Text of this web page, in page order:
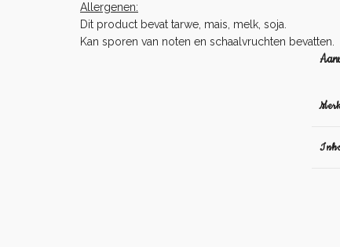
Allergenen:
Dit product bevat tarwe, mais, melk, soja.
Kan sporen van noten en schaalvruchten bevatten.